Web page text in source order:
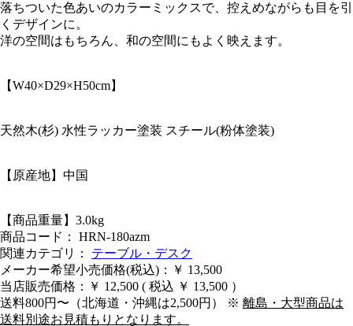
落ちついた色あいのカラーミックスで、控えめながらも目を引
くデザインに。
洋の空間はもちろん、和の空間にもよく映えます。
【W40×D29×H50cm】
天然木(杉) 水性ラッカー塗装 スチール(粉体塗装)
【原産地】中国
【商品重量】3.0kg
商品コード： HRN-180azm
関連カテゴリ： テーブル・デスク
メーカー希望小売価格(税込)：￥ 13,500
当店販売価格：
￥ 12,500 ( 税込 ￥ 13,500 ）
送料800円〜（北海道・沖縄は2,500円） ※ 離島・大型商品は
送料別途お見積もりとなります。